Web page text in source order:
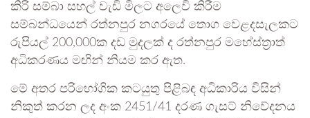
කිරි සම්බා සහල් වැඩි මිලට අලෙවි කිරීම
සම්බන්ධයෙන් රත්නපුර නගරයේ තොග වෙළදසැලකට
රුපියල් 200,000ක දඩ මුදලක් ද රත්නපුර මහේස්ත්‍රාත්
අධිකරණය මඟින් නියම කර ඇත.
මේ අතර පරිභෝගික කටයුතු පිළිබඳ අධිකාරිය විසින්
නිකුත් කරන ලද අංක 2451/41 දරණ ගැසට් නිවේදනය